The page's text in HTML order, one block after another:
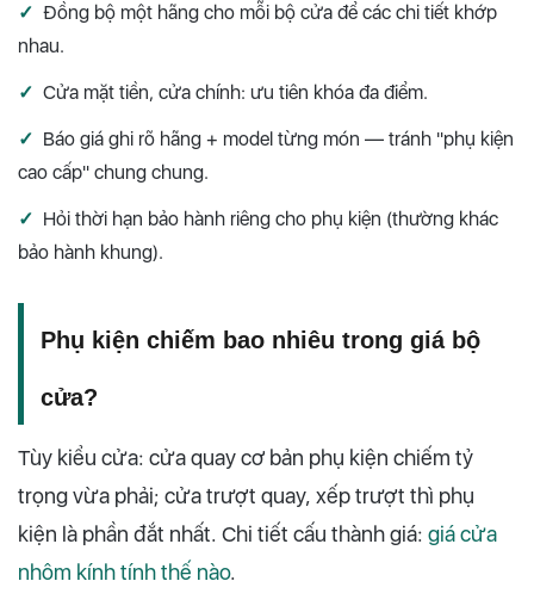
✓ Đồng bộ một hãng cho mỗi bộ cửa để các chi tiết khớp
nhau.
✓ Cửa mặt tiền, cửa chính: ưu tiên khóa đa điểm.
✓ Báo giá ghi rõ hãng + model từng món — tránh "phụ kiện
cao cấp" chung chung.
✓ Hỏi thời hạn bảo hành riêng cho phụ kiện (thường khác
bảo hành khung).
Phụ kiện chiếm bao nhiêu trong giá bộ
cửa?
Tùy kiểu cửa: cửa quay cơ bản phụ kiện chiếm tỷ
trọng vừa phải; cửa trượt quay, xếp trượt thì phụ
kiện là phần đắt nhất. Chi tiết cấu thành giá: giá cửa
nhôm kính tính thế nào.